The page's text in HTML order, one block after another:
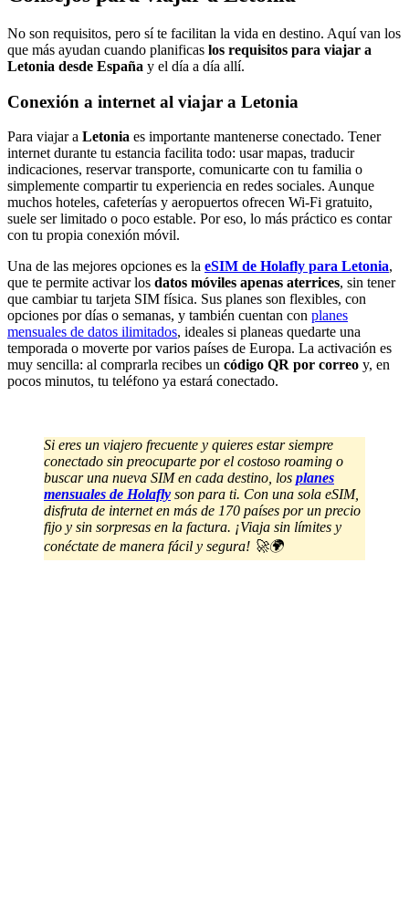
No son requisitos, pero sí te facilitan la vida en destino. Aquí van los
que más ayudan cuando planificas los requisitos para viajar a
Letonia desde España y el día a día allí.
Conexión a internet al viajar a Letonia
Para viajar a Letonia es importante mantenerse conectado. Tener
internet durante tu estancia facilita todo: usar mapas, traducir
indicaciones, reservar transporte, comunicarte con tu familia o
simplemente compartir tu experiencia en redes sociales. Aunque
muchos hoteles, cafeterías y aeropuertos ofrecen Wi-Fi gratuito,
suele ser limitado o poco estable. Por eso, lo más práctico es contar
con tu propia conexión móvil.
Una de las mejores opciones es la eSIM de Holafly para Letonia,
que te permite activar los datos móviles apenas aterrices, sin tener
que cambiar tu tarjeta SIM física. Sus planes son flexibles, con
opciones por días o semanas, y también cuentan con planes
mensuales de datos ilimitados, ideales si planeas quedarte una
temporada o moverte por varios países de Europa. La activación es
muy sencilla: al comprarla recibes un código QR por correo y, en
pocos minutos, tu teléfono ya estará conectado.
Si eres un viajero frecuente y quieres estar siempre
conectado sin preocuparte por el costoso roaming o
buscar una nueva SIM en cada destino, los planes
mensuales de Holafly son para ti. Con una sola eSIM,
disfruta de internet en más de 170 países por un precio
fijo y sin sorpresas en la factura. ¡Viaja sin límites y
conéctate de manera fácil y segura! 🚀🌍